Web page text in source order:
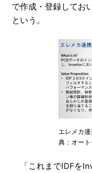
で作成・登録してお
という。
エレメカ
典：オー
「これまでIDFを